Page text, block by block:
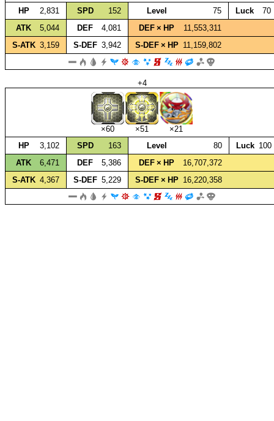
HP
2,831 SPD 152 Level 75 Luck
70
ATK
5,044 DEF 4,081 DEF × HP
11,553,311
S‑ATK 3,159 S‑DEF 3,942 S‑DEF × HP 11,159,802
+4
×60 ×51
×21
HP
3,102 SPD 163 Level 80 Luck 100
ATK
6,471 DEF 5,386 DEF × HP
16,707,372
S‑ATK 4,367 S‑DEF 5,229 S‑DEF × HP 16,220,358